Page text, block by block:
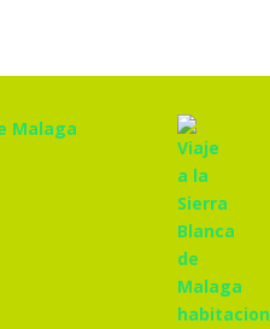
Malaga